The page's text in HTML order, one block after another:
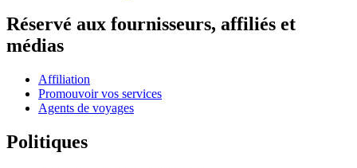
Réservé aux fournisseurs, affiliés et
médias
Affiliation
Promouvoir vos services
Agents de voyages
Politiques